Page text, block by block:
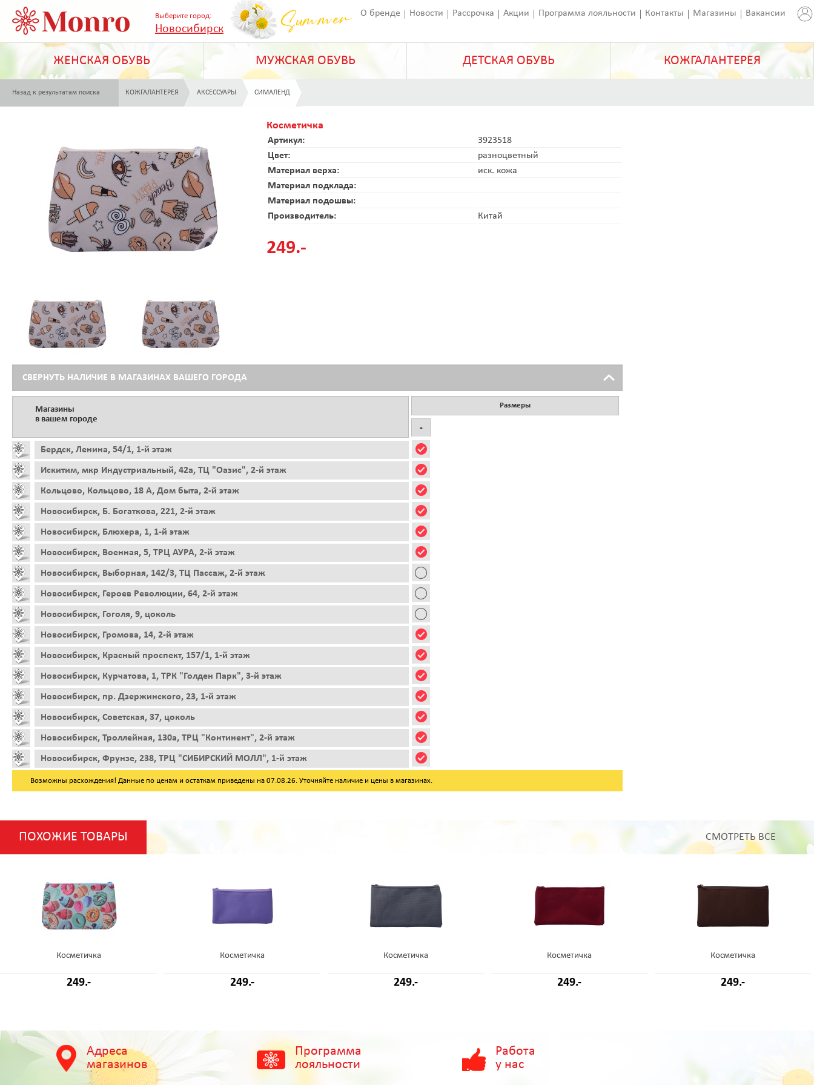
Выберите город:
Новосибирск
О бренде Новости Рассрочка Акции Программа лояльности Контакты Магазины Вакансии
ЖЕНСКАЯ ОБУВЬ МУЖСКАЯ ОБУВЬ ДЕТСКАЯ ОБУВЬ КОЖГАЛАНТЕРЕЯ
Назад к результатам поиска КОЖГАЛАНТЕРЕЯ АКСЕССУАРЫ СИМАЛЕНД
Косметичка
Артикул:
3923518
Цвет:
разноцветный
Материал верха:
иск. кожа
Материал подклада:
Материал подошвы:
Производитель:
Китай
249.-
СВЕРНУТЬ НАЛИЧИЕ В МАГАЗИНАХ ВАШЕГО ГОРОДА
Магазины
в вашем городе
Бердск, Ленина, 54/1, 1-й этаж
Искитим, мкр Индустриальный, 42а, ТЦ "Оазис", 2-й этаж
Кольцово, Кольцово, 18 А, Дом быта, 2-й этаж
Новосибирск, Б. Богаткова, 221, 2-й этаж
Новосибирск, Блюхера, 1, 1-й этаж
Новосибирск, Военная, 5, ТРЦ АУРА, 2-й этаж
Новосибирск, Выборная, 142/3, ТЦ Пассаж, 2-й этаж
Новосибирск, Героев Революции, 64, 2-й этаж
Новосибирск, Гоголя, 9, цоколь
Новосибирск, Громова, 14, 2-й этаж
Новосибирск, Красный проспект, 157/1, 1-й этаж
Новосибирск, Курчатова, 1, ТРК "Голден Парк", 3-й этаж
Новосибирск, пр. Дзержинского, 23, 1-й этаж
Новосибирск, Советская, 37, цоколь
Новосибирск, Троллейная, 130а, ТРЦ "Континент", 2-й этаж
Новосибирск, Фрунзе, 238, ТРЦ "СИБИРСКИЙ МОЛЛ", 1-й этаж
Размеры
-
Возможны расхождения! Данные по ценам и остаткам приведены на 07.08.26. Уточняйте наличие и цены в магазинах.
ПОХОЖИЕ ТОВАРЫ СМОТРЕТЬ ВСЕ
Косметичка
249.-
Косметичка
249.-
Косметичка
249.-
Косметичка
249.-
Косметичка
249.-
Адреса
магазинов
Программа
лояльности
Работа
у нас